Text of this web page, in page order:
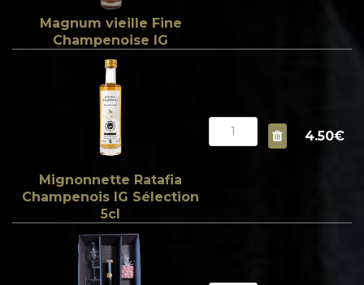
Magnum vieille Fine
Champenoise IG
Mignonnette Ratafia
Champenois IG Sélection
5cl
4.50€